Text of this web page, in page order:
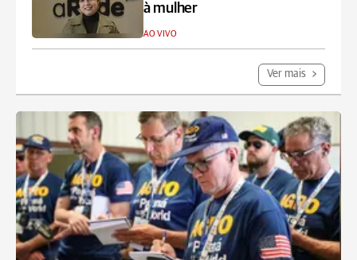
à mulher
AO VIVO
Ver mais